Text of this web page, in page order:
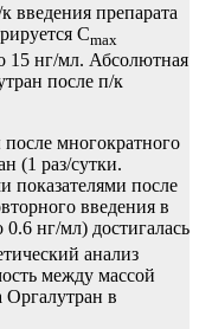
введения препарата
Cmax
15 нг/мл. Абсолютная
после п/к
многократного
(1 раз/сутки.
показателями после
введения в
нг/мл) достигалась
анализ
между массой
Оргалутран в